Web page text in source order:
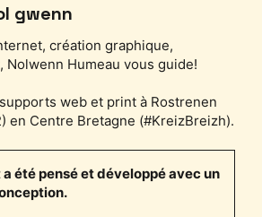
gwenn
création graphique,
Nolwenn Humeau vous guide!
web et print à Rostrenen
en Centre Bretagne (#KreizBreizh).
été pensé et développé avec un